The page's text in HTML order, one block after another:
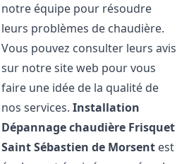
notre équipe pour résoudre
leurs problèmes de chaudière.
Vous pouvez consulter leurs avis
sur notre site web pour vous
faire une idée de la qualité de
nos services.Installation
Dépannage chaudière Frisquet
Saint Sébastien de Morsent est